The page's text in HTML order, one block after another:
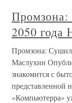
2050 года
Промзона:
Маслухин
знакомится с
представленной
«Компьютерра»